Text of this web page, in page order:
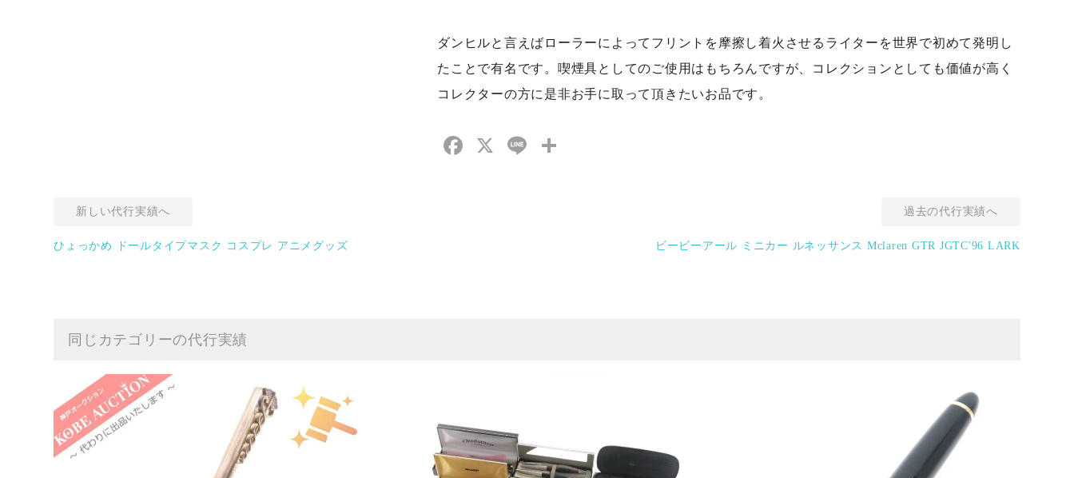
ダンヒルと言えばローラーによってフリントを摩擦し着火させるライターを世界で初めて発明し
たことで有名です。喫煙具としてのご使用はもちろんですが、コレクションとしても価値が高く
コレクターの方に是非お手に取って頂きたいお品です。
Facebook
X Line
新しい代行実績へ
ひょっかめ ドールタイプマスク コスプレ アニメグッズ
過去の代行実績へ
ビービーアール ミニカー ルネッサンス Mclaren GTR JGTC'96 LARK
同じカテゴリーの代行実績